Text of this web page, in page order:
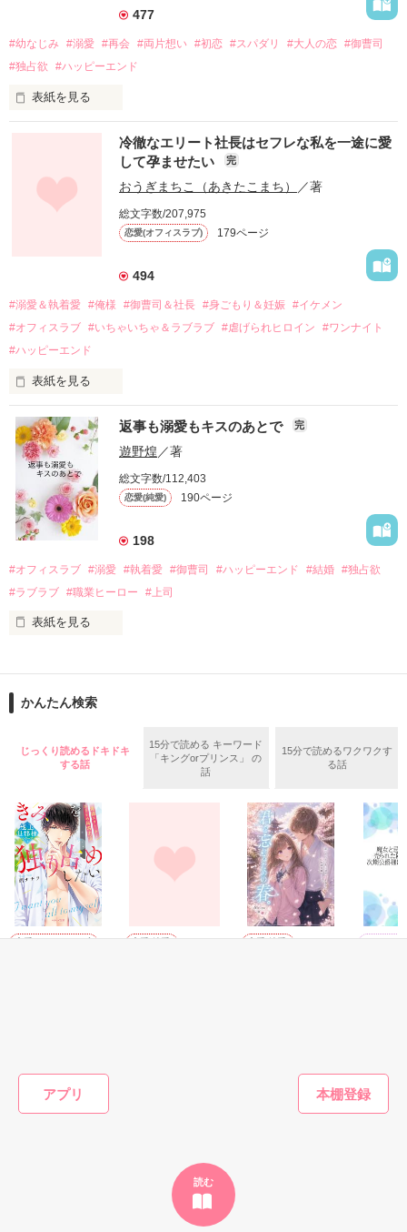
アプリ
読む
477
#幼なじみ #溺愛 #再会 #両片想い #初恋 #スパダリ #大人の恋 #御曹司
#独占欲
#ハッピーエンド
表紙を見る
幼なじみの哲平に淡い恋心を抱いていた美桜。
しかし、ある出来事をきっかけに二人の関係は壊れてしまう。
関係修復もできないまま、美桜は両親の離婚によって
引っ越すことになり、哲平とも離れ離れになった。
それから約十二年後。
過去の傷から、二度と会いたくないと思っていた哲平に
運命のような再会を果たす。
酔った勢いで一夜を共にしてしまった。
さらに、美桜が初めてだと知った哲平は
『責任をとる、結婚しよう』と真っ直ぐに告げてきた。
戸惑う美桜とは裏腹に、好きという気持ちを隠すことなく
甘やかしてくる。
そんなある日、哲平は美桜がストーカー被害に
遭っていることを知る。
美桜を守るため、哲平は同居を提案してきて――。
夏木美桜(なつきみお)
鳴海哲平 (なるみてっぺい)
2026.6.5～2026.7.25
＊以前、公開していた話の改稿版です＊
作品を読む
冷徹なエリート社長はセフレな私を一途に愛
して孕ませたい
完
おうぎまちこ（あきたこまち） ／著
総文字数/207,975
恋愛(オフィスラブ) 179ページ
494
#溺愛＆執着愛 #俺様 #御曹司＆社長 #身ごもり＆妊娠 #イケメン
#オフィスラブ #いちゃいちゃ＆ラブラブ #虐げられヒロイン
#ワンナイト
#ハッピーエンド
表紙を見る
おかしな噂を流されて前の職場でうまくいかなかった梅田美
桜は、海外で傷心旅行をしていたところ、日本人美青年と出会
い、酒の勢いもあり一夜限りの関係となる。
帰国後、美桜は新しい職場でワンナイトした美青年と再会。
なんと彼の正体は、とある財閥御曹司にも関わらず、一族を離
れて起業した新進気鋭の実業家、社内でも冷徹だと評判な社長
――御影恭司その人だったのだ――！
なぜか恭司から飼い猫の世話係を命じられた美桜は、猫の世
の関係となってしまい――？
返事も溺愛もキスのあとで 完
遊野煌 ／著
総文字数/112,403
恋愛(純愛) 190ページ
198
#オフィスラブ #溺愛 #執着愛 #御曹司 #ハッピーエンド #結婚 #独占欲
#ラブラブ #職業ヒーロー #上司
表紙を見る
ションの企画戦略室で働いている。
めた、同期で恋人の石垣守（26）がいるのだが、後輩の姫原由
いた。
守と由羅から『便利屋雛子』と馬鹿にされ、一人こっそり泣い
ていた雛子に、企画戦略室の上司である雪瀬鷹哉（29）が
た上、同居まで提案してきて──？
鷹哉『宜しくな、俺の雛子』🦅
雛子『俺の……ひぃ、雛子？！！！』🐥
シゴデキで冷徹な上司が見せる素顔は、なぜか想像以上に甘く
て……🐥💓🦅
かんたん検索
じっくり読めるドキドキ
する話
15分で読める キーワード
「キングorプリンス」 の
話
15分で読めるワクワクす
る話
かんたん検索の条件を変える